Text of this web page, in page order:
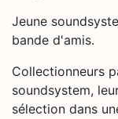
Jeune
bande d'amis.
Collectionneurs
soundsystem,
sélection dans